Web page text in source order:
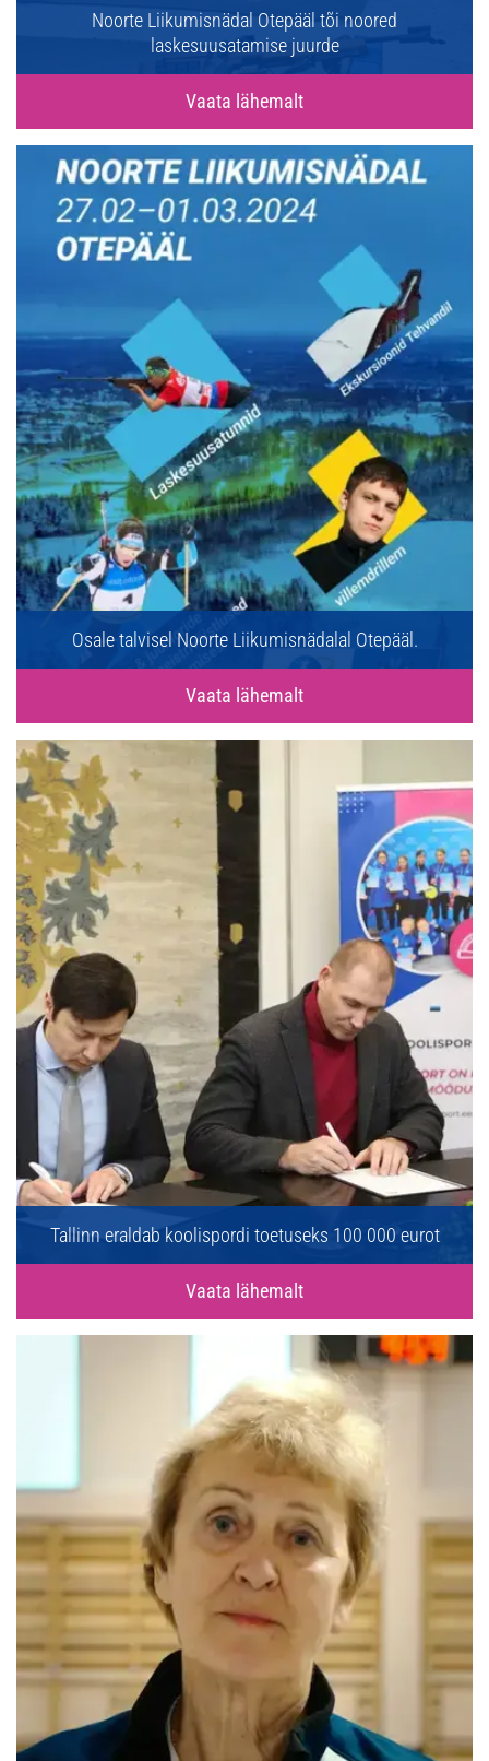
Noorte Liikumisnädal Otepääl tõi noored
laskesuusatamise juurde
Vaata lähemalt
Osale talvisel Noorte Liikumisnädalal Otepääl.
Vaata lähemalt
Tallinn eraldab koolispordi toetuseks 100 000 eurot
Vaata lähemalt